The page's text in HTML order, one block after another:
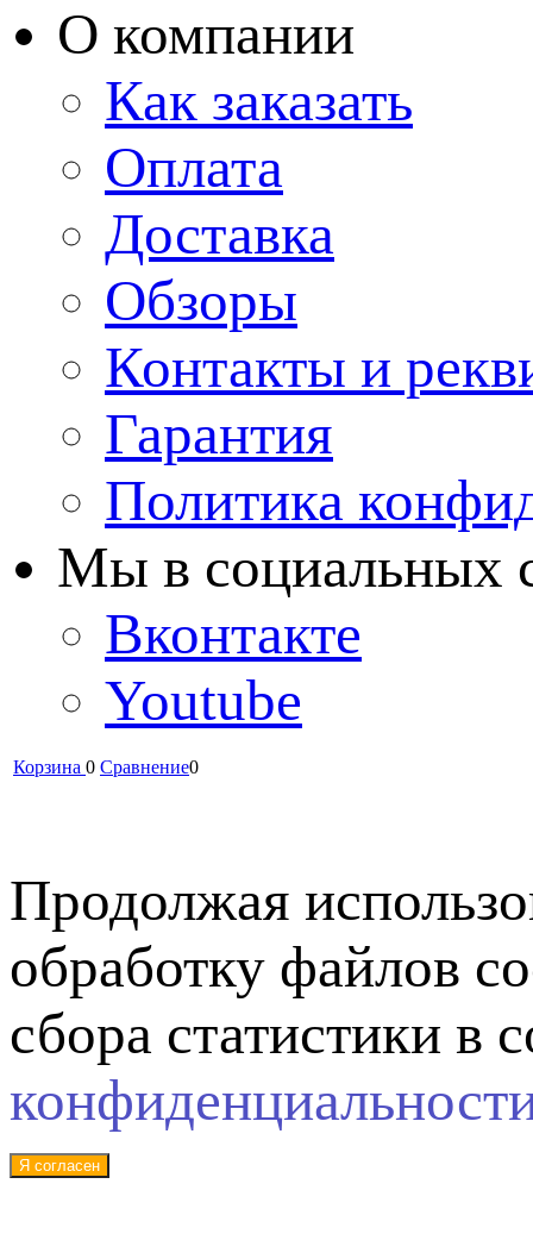
О компании
Как заказать
Оплата
Доставка
Обзоры
Контакты и
Гарантия
Политика
Мы в cоциальных
Вконтакте
Youtube
Корзина 0 Сравнение0
Продолжая
обработку файлов
сбора статистики в
Я согласен